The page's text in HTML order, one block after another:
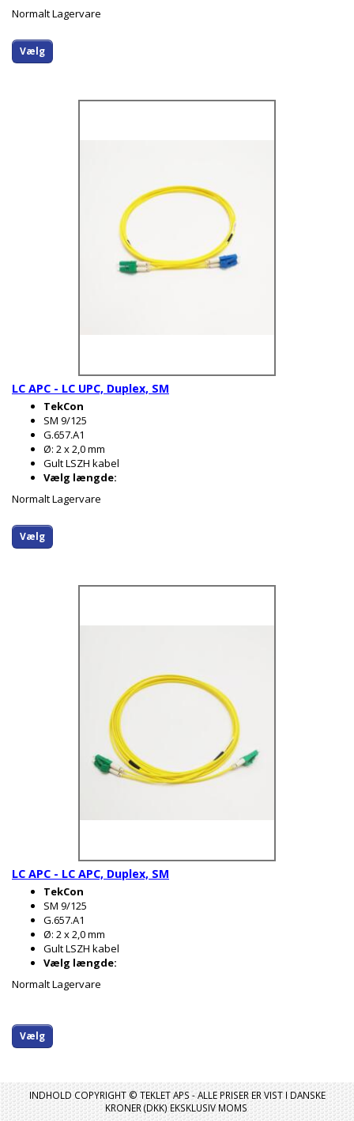
Normalt Lagervare
Vælg
LC APC - LC UPC, Duplex, SM
TekCon
SM 9/125
G.657.A1
Ø: 2 x 2,0 mm
Gult LSZH kabel
Vælg længde:
Normalt Lagervare
Vælg
LC APC - LC APC, Duplex, SM
TekCon
SM 9/125
G.657.A1
Ø: 2 x 2,0 mm
Gult LSZH kabel
Vælg længde:
Normalt Lagervare
Vælg
INDHOLD COPYRIGHT © TEKLET APS - ALLE PRISER ER VIST I DANSKE
KRONER (DKK) EKSKLUSIV MOMS